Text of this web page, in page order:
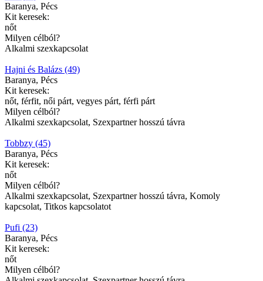
Baranya, Pécs
Kit keresek:
nőt
Milyen célból?
Alkalmi szexkapcsolat
Hajni és Balázs (49)
Baranya, Pécs
Kit keresek:
nőt, férfit, női párt, vegyes párt, férfi párt
Milyen célból?
Alkalmi szexkapcsolat, Szexpartner hosszú távra
Tobbzy (45)
Baranya, Pécs
Kit keresek:
nőt
Milyen célból?
Alkalmi szexkapcsolat, Szexpartner hosszú távra, Komoly
kapcsolat, Titkos kapcsolatot
Pufi (23)
Baranya, Pécs
Kit keresek:
nőt
Milyen célból?